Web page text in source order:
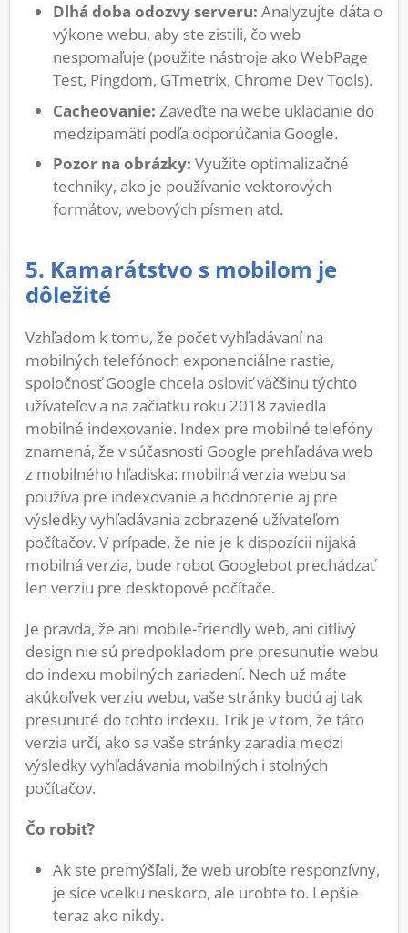
Dlhá doba odozvy serveru: Analyzujte dáta o
výkone webu, aby ste zistili, čo web
nespomaľuje (použite nástroje ako WebPage
Test, Pingdom, GTmetrix, Chrome Dev Tools).
Cacheovanie: Zaveďte na webe ukladanie do
medzipamäti podľa odporúčania Google.
Pozor na obrázky: Využite optimalizačné
techniky, ako je používanie vektorových
formátov, webových písmen atd.
5. Kamarátstvo s mobilom je
dôležité
Vzhľadom k tomu, že počet vyhľadávaní na
mobilných telefónoch exponenciálne rastie,
spoločnosť Google chcela osloviť väčšinu týchto
užívateľov a na začiatku roku 2018 zaviedla
mobilné indexovanie. Index pre mobilné telefóny
znamená, že v súčasnosti Google prehľadáva web
z mobilného hľadiska: mobilná verzia webu sa
používa pre indexovanie a hodnotenie aj pre
výsledky vyhľadávania zobrazené užívateľom
počítačov. V prípade, že nie je k dispozícii nijaká
mobilná verzia, bude robot Googlebot prechádzať
len verziu pre desktopové počítače.
Je pravda, že ani mobile-friendly web, ani citlivý
design nie sú predpokladom pre presunutie webu
do indexu mobilných zariadení. Nech už máte
akúkoľvek verziu webu, vaše stránky budú aj tak
presunuté do tohto indexu. Trik je v tom, že táto
verzia určí, ako sa vaše stránky zaradia medzi
výsledky vyhľadávania mobilných i stolných
počítačov.
Čo robiť?
Ak ste premýšľali, že web urobíte responzívny,
je síce vcelku neskoro, ale urobte to. Lepšie
teraz ako nikdy.